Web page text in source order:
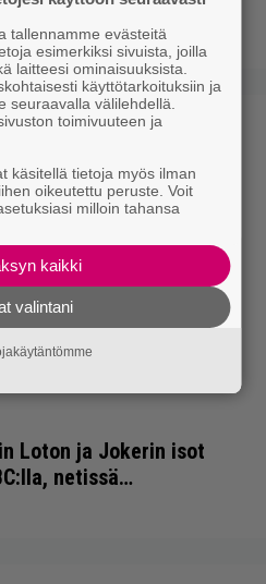
Loton ja Jokerin isot
netissä…
tallennamme evästeitä
esimerkiksi sivuista, joilla
laitteesi ominaisuuksista.
käyttötarkoituksiin ja
seuraavalla välilehdellä.
toimivuuteen ja
käsitellä tietoja myös ilman
oikeutettu peruste. Voit
milloin tahansa
kaikki
valintani